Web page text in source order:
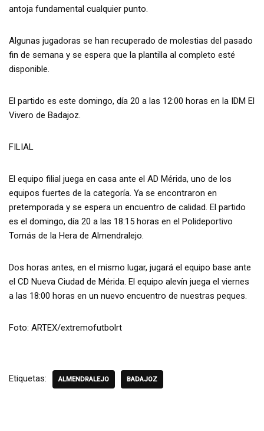
antoja fundamental cualquier punto.
Algunas jugadoras se han recuperado de molestias del pasado
fin de semana y se espera que la plantilla al completo esté
disponible.
El partido es este domingo, día 20 a las 12:00 horas en la IDM El
Vivero de Badajoz.
FILIAL
El equipo filial juega en casa ante el AD Mérida, uno de los
equipos fuertes de la categoría. Ya se encontraron en
pretemporada y se espera un encuentro de calidad. El partido
es el domingo, día 20 a las 18:15 horas en el Polideportivo
Tomás de la Hera de Almendralejo.
Dos horas antes, en el mismo lugar, jugará el equipo base ante
el CD Nueva Ciudad de Mérida. El equipo alevín juega el viernes
a las 18:00 horas en un nuevo encuentro de nuestras peques.
Foto: ARTEX/extremofutbolrt
Etiquetas: ALMENDRALEJO BADAJOZ